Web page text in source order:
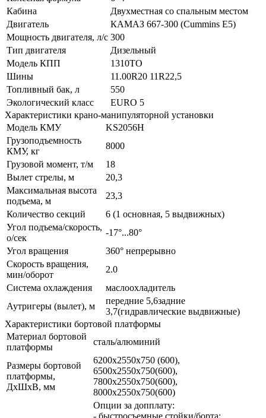
Кабина
Двухместная со спальным местом
Двигатель
КАМАЗ 667-300 (Cummins Е5)
Мощность двигателя, л/с 300
Тип двигателя
Дизельный
Модель КПП
1310TO
Шины
11.00R20 11R22,5
Топливный бак, л
550
Экологический класс
EURO 5
Характеристики крано-манипуляторной установки
Модель КМУ
KS2056H
Грузоподъемность
КМУ, кг
8000
Грузовой момент, т/м
18
Вылет стрелы, м
20,3
Максимальная высота
подъема, м
23,3
Количество секций
6 (1 основная, 5 выдвижных)
Угол подъема/скорость,
о/сек
-17°...80°
Угол вращения
360° непрерывно
Скорость вращения,
мин/оборот
2.0
Система охлаждения
маслоохладитель
Аутригеры (вылет), м
передние 5,6задние
3,7(гидравлические выдвижные)
Характеристики бортовой платформы
Материал бортовой
платформы
сталь/алюминий
Размеры бортовой
платформы,
ДхШхВ, мм
6200х2550х750 (600),
6500х2550х750(600),
7800х2550х750(600),
8000х2550х750(600)
Опции за допплату:
- быстросъемные стойки/борта;